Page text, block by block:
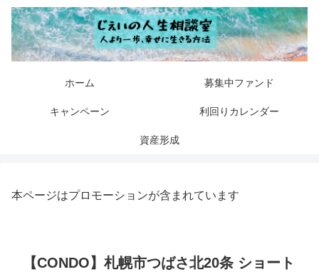
ホーム 募集中ファンド
キャンペーン 利回りカレンダー
資産形成
本ページはプロモーションが含まれています
【CONDO】札幌市つばさ北20条 ショート